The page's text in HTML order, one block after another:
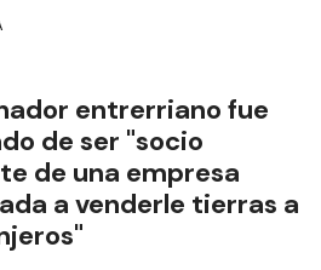
entrerriano fue
de ser "socio
de una empresa
a venderle tierras a